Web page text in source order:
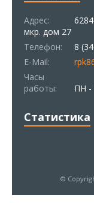
Адрес:
мкр. дом 27
Телефон:
8
E-Mail:
Часы
работы:
ПН -
Статистика
©